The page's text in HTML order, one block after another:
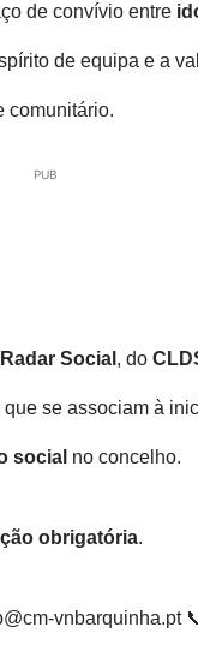
de convívio entre
de equipa e a
comunitário.
PUB
Radar Social , do
se associam à
social no concelho.
obrigatória.
vnbarquinha.pt